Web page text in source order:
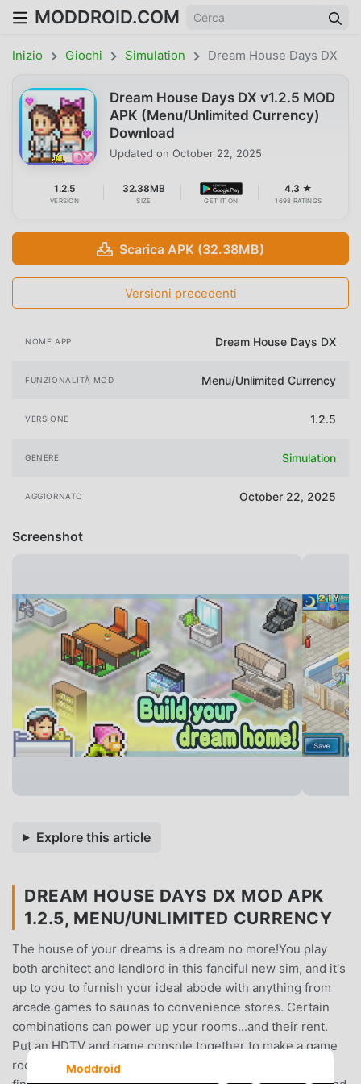
MODDROID.COM
Inizio Giochi Simulation Dream House Days DX
Dream House Days DX v1.2.5 MOD
APK (Menu/Unlimited Currency)
Download
Updated on October 22, 2025
1.2.5
VERSION
32.38MB
SIZE GET IT ON
4.3 ★
1698 RATINGS
Scarica APK (32.38MB)
Versioni precedenti
NOME APP Dream House Days DX
FUNZIONALITÀ MOD Menu/Unlimited Currency
VERSIONE 1.2.5
GENERE Simulation
AGGIORNATO October 22, 2025
Screenshot
Explore this article
DREAM HOUSE DAYS DX MOD APK
1.2.5, MENU/UNLIMITED CURRENCY
The house of your dreams is a dream no more!You play
both architect and landlord in this fanciful new sim, and it's
up to you to furnish your ideal abode with anything from
arcade games to saunas to convenience stores. Certain
combinations can power up your rooms...and their rent.
Put an HDTV and game console together to make a game
room, or a grand piano and painting together to make a
Moddroid